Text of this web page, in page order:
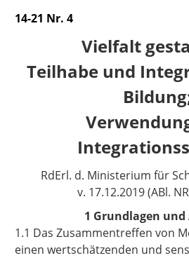
14-21 Nr. 4
Vielfalt
Teilhabe und
RdErl. d. Ministerium für
v. 17.12.2019 (ABl.
1 Grundlagen
1.1 Das Zusammentreffen von
einen wertschätzenden und